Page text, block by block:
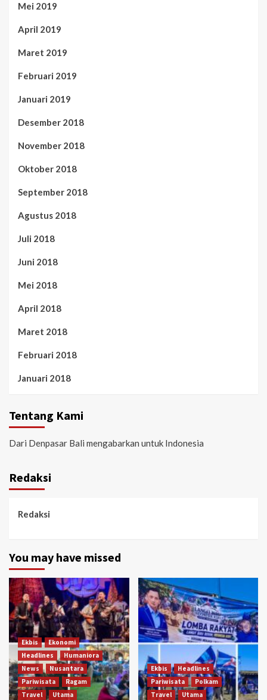
Mei 2019
April 2019
Maret 2019
Februari 2019
Januari 2019
Desember 2018
November 2018
Oktober 2018
September 2018
Agustus 2018
Juli 2018
Juni 2018
Mei 2018
April 2018
Maret 2018
Februari 2018
Januari 2018
Tentang Kami
Dari Denpasar Bali mengabarkan untuk Indonesia
Redaksi
Redaksi
You may have missed
Ekbis
Ekonomi
Headlines
Humaniora
News
Nusantara
Pariwisata
Ragam
Travel
Utama
Ekbis
Headlines
Pariwisata
Polkam
Travel
Utama